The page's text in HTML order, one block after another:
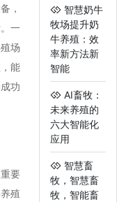
，
一
场
能
功
要
殖
智慧奶牛
牧场提升奶
牛养殖：效
率新方法新
智能
AI畜牧：
未来养殖的
六大智能化
应用
智慧畜
牧，智慧畜
牧，智能畜